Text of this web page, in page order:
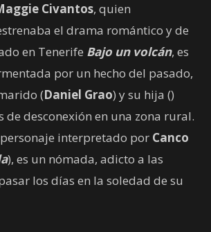
Civantos, quien
el drama romántico y de
en Tenerife Bajo un volcán, es
por un hecho del pasado,
(Daniel Grao) y su hija ()
de desconexión en una zona rural.
interpretado por Canco
), es un nómada, adicto a las
los días en la soledad de su